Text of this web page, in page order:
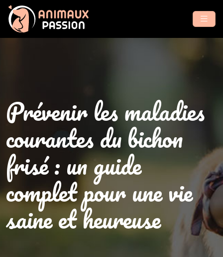
Prévenir les maladies
courantes du bichon
frisé : un guide
complet pour une vie
saine et heureuse